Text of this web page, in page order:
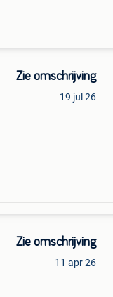
Zie omschrijving
19 jul 26
Zie omschrijving
11 apr 26